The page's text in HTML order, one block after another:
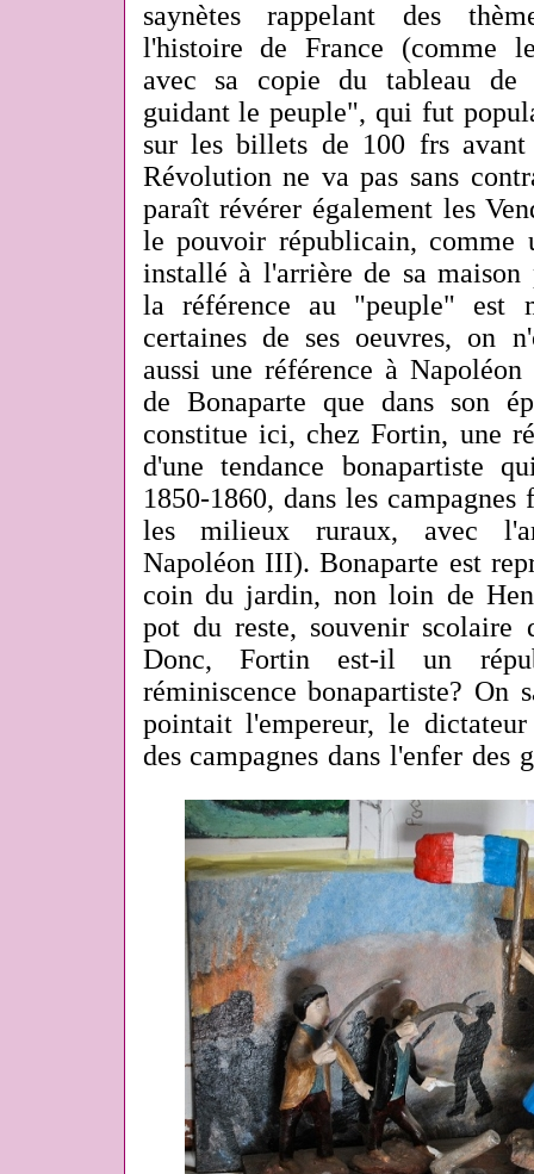
saynètes rappelant des
l'histoire de France (comme
avec sa copie du tableau
guidant le peuple", qui fut
sur les billets de 100 frs
Révolution ne va pas sans
paraît révérer également les
le pouvoir républicain, comme
installé à l'arrière de sa
la référence au "peuple" est
certaines de ses oeuvres, on
aussi une référence à
de Bonaparte que dans son
constitue ici, chez Fortin, une
d'une tendance bonapartiste
1850-1860, dans les
les milieux ruraux, avec
Napoléon III). Bonaparte est
coin du jardin, non loin de
pot du reste, souvenir scolaire
Donc, Fortin est-il un
réminiscence bonapartiste? On
pointait l'empereur, le
des campagnes dans l'enfer des